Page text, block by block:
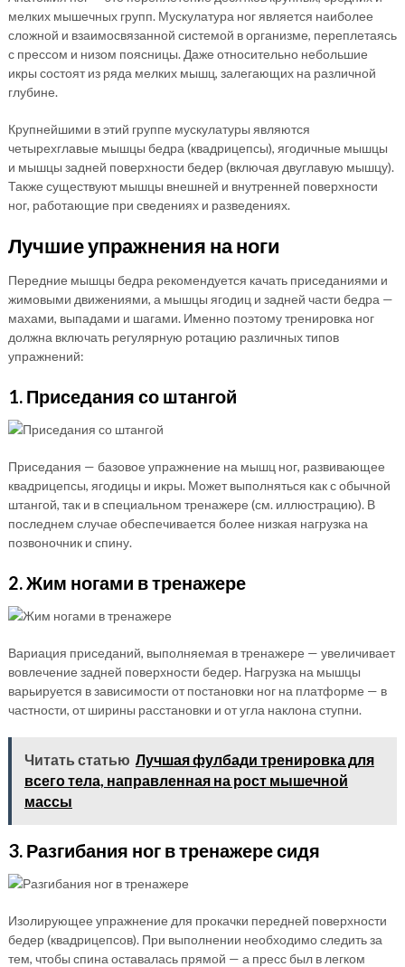
мелких мышечных групп. Мускулатура ног является наиболее
сложной и взаимосвязанной системой в организме, переплетаясь
с прессом и низом поясницы. Даже относительно небольшие
икры состоят из ряда мелких мышц, залегающих на различной
глубине.
Крупнейшими в этий группе мускулатуры являются
четырехглавые мышцы бедра (квадрицепсы), ягодичные мышцы
и мышцы задней поверхности бедер (включая двуглавую мышцу).
Также существуют мышцы внешней и внутренней поверхности
ног, работающие при сведениях и разведениях.
Лучшие упражнения на ноги
Передние мышцы бедра рекомендуется качать приседаниями и
жимовыми движениями, а мышцы ягодиц и задней части бедра —
махами, выпадами и шагами. Именно поэтому тренировка ног
должна включать регулярную ротацию различных типов
упражнений:
1. Приседания со штангой
Приседания — базовое упражнение на мышц ног, развивающее
квадрицепсы, ягодицы и икры. Может выполняться как с обычной
штангой, так и в специальном тренажере (см. иллюстрацию). В
последнем случае обеспечивается более низкая нагрузка на
позвоночник и спину.
2. Жим ногами в тренажере
Вариация приседаний, выполняемая в тренажере — увеличивает
вовлечение задней поверхности бедер. Нагрузка на мышцы
варьируется в зависимости от постановки ног на платформе — в
частности, от ширины расстановки и от угла наклона ступни.
Читать статью Лучшая фулбади тренировка для
всего тела, направленная на рост мышечной
массы
3. Разгибания ног в тренажере сидя
Изолирующее упражнение для прокачки передней поверхности
бедер (квадрицепсов). При выполнении необходимо следить за
тем, чтобы спина оставалась прямой — а пресс был в легком